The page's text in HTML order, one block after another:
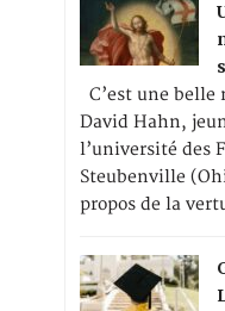
C’est une belle
David Hahn,
l’université des
Steubenville
propos de la